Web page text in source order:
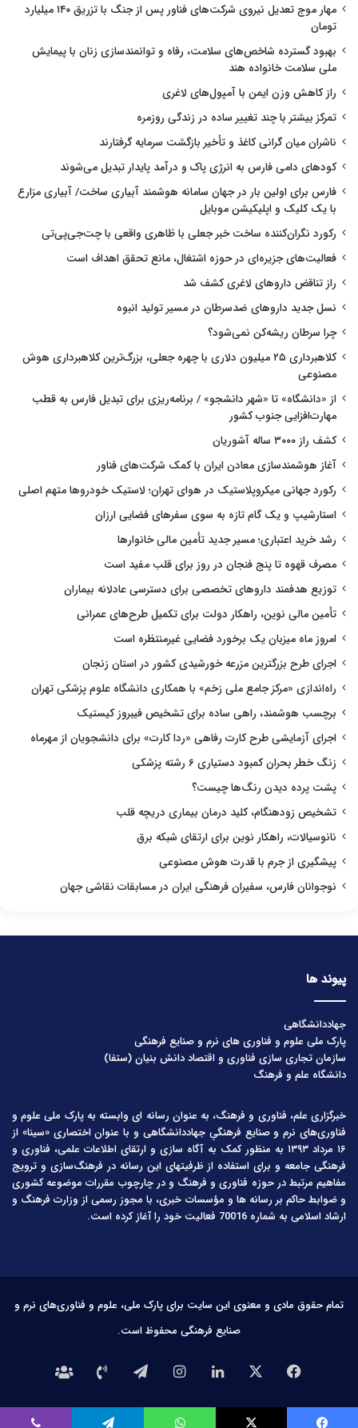
مهار موج تعدیل نیروی شرکت‌های فناور پس از جنگ با تزریق ۱۴۰ میلیارد
تومان
بهبود گسترده شاخص‌های سلامت، رفاه و توانمندسازی زنان با پیمایش
ملی سلامت خانواده هند
راز کاهش وزن ایمن با آمپول‌های لاغری
تمرکز بیشتر با چند تغییر ساده در زندگی روزمره
ناشران میان گرانی کاغذ و تأخیر بازگشت سرمایه گرفتارند
کودهای دامی فارس به انرژی پاک و درآمد پایدار تبدیل می‌شوند
فارس برای اولین بار در جهان سامانه هوشمند آبیاری ساخت/ آبیاری مزارع
با یک کلیک و اپلیکیشن موبایل
رکورد نگران‌کننده ساخت خبر جعلی با ظاهری واقعی با چت‌جی‌پی‌تی
فعالیت‌های جزیره‌ای در حوزه اشتغال، مانع تحقق اهداف است
راز تناقض داروهای لاغری کشف شد
نسل جدید داروهای ضدسرطان در مسیر تولید انبوه
چرا سرطان ریشه‌کن نمی‌شود؟
کلاهبرداری ۲۵ میلیون دلاری با چهره جعلی، بزرگ‌ترین کلاهبرداری هوش
مصنوعی
از «دانشگاه» تا «شهر دانشجو» / برنامه‌ریزی برای تبدیل فارس به قطب
مهارت‌افزایی جنوب کشور
کشف راز ۳۰۰۰ ساله آشوریان
آغاز هوشمندسازی معادن ایران با کمک شرکت‌های فناور
رکورد جهانی میکروپلاستیک در هوای تهران؛ لاستیک خودروها متهم اصلی
استارشیپ و یک گام تازه به سوی سفرهای فضایی ارزان
رشد خرید اعتباری؛ مسیر جدید تأمین مالی خانوارها
مصرف قهوه تا پنج فنجان در روز برای قلب مفید است
توزیع هدفمند داروهای تخصصی برای دسترسی عادلانه بیماران
تأمین مالی نوین، راهکار دولت برای تکمیل طرح‌های عمرانی
امروز ماه میزبان یک برخورد فضایی غیرمنتظره است
اجرای طرح بزرگترین مزرعه خورشیدی کشور در استان زنجان
راه‌اندازی «مرکز جامع ملی زخم» با همکاری دانشگاه علوم پزشکی تهران
برچسب هوشمند، راهی ساده برای تشخیص فیبروز کیستیک
اجرای آزمایشی طرح کارت رفاهی «ردا کارت» برای دانشجویان از مهرماه
زنگ خطر بحران کمبود دستیاری ۶ رشته پزشکی
پشت پرده دیدن رنگ‌ها چیست؟
تشخیص زودهنگام، کلید درمان بیماری دریچه قلب
نانوسیالات، راهکار نوین برای ارتقای شبکه برق
پیشگیری از جرم با قدرت هوش مصنوعی
نوجوانان فارس، سفیران فرهنگی ایران در مسابقات نقاشی جهان
پیوند ها
جهاددانشگاهی
پارک ملی علوم و فناوری های نرم و صنایع فرهنگی
سازمان تجاری سازی فناوری و اقتصاد دانش بنیان (ستفا)
دانشگاه علم و فرهنگ
خبرگزاری علم، فناوری و فرهنگ، به عنوان رسانه ای وابسته به پارک ملی علوم و
فناوری‌های نرم و صنایع فرهنگیِ جهاددانشگاهی و با عنوان اختصاری «سینا» از
۱۶ مرداد ۱۳۹۳ به منظور کمک به آگاه سازی و ارتقای اطلاعات علمی، فناوری و
فرهنگی جامعه و برای استفاده از ظرفیتهای این رسانه در فرهنگ‌سازی و ترویج
مفاهیم مرتبط در حوزه فناوری و فرهنگ و در چارچوب مقررات موضوعه کشوری
و ضوابط حاکم بر رسانه ها و مؤسسات خبری، با مجوز رسمی از وزارت فرهنگ و
ارشاد اسلامی به شماره 70016 فعالیت خود را آغاز کرده است.
تمام حقوق مادی و معنوی این سایت برای پارک ملی، علوم و فناوری‌های نرم و
صنایع فرهنگی محفوظ است.
فیس
بوک
لینکدیناینستاگرامتلگرامتماس
با
درباره
ما